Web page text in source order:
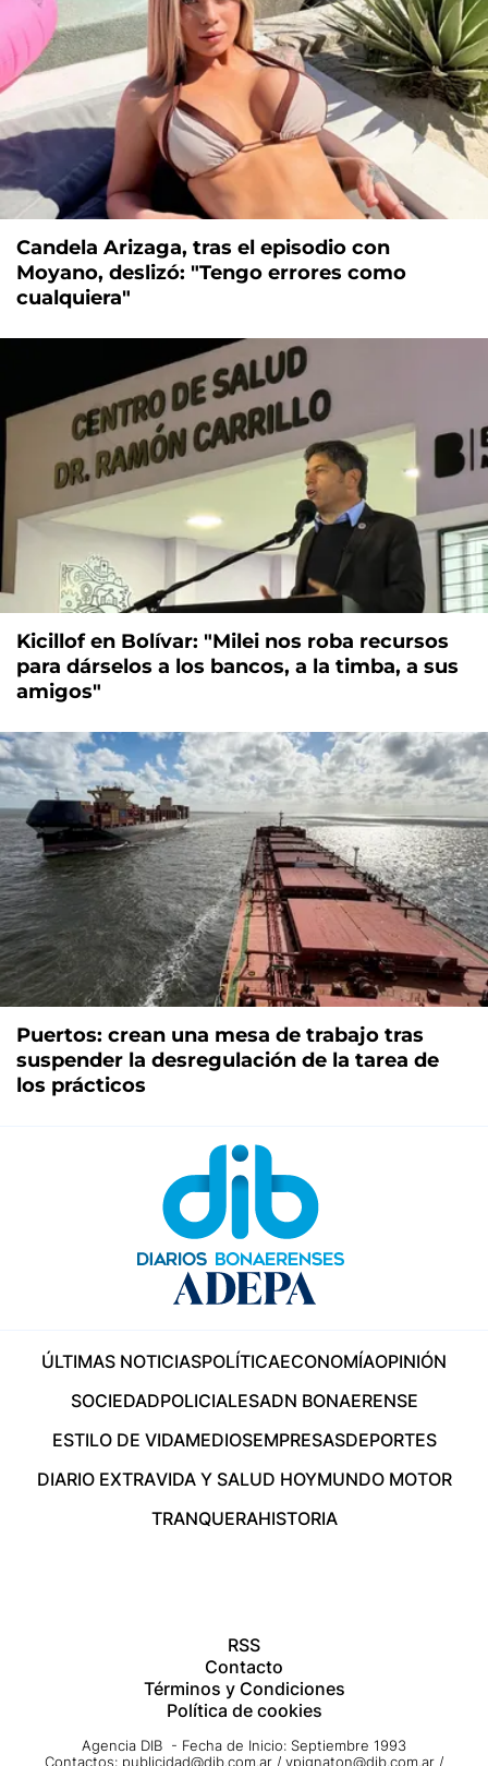
Candela Arizaga, tras el episodio con
Moyano, deslizó: "Tengo errores como
cualquiera"
Kicillof en Bolívar: "Milei nos roba recursos
para dárselos a los bancos, a la timba, a sus
amigos"
Puertos: crean una mesa de trabajo tras
suspender la desregulación de la tarea de
los prácticos
ÚLTIMAS NOTICIASPOLÍTICAECONOMÍAOPINIÓN
SOCIEDADPOLICIALESADN BONAERENSE
ESTILO DE VIDAMEDIOSEMPRESASDEPORTES
DIARIO EXTRAVIDA Y SALUD HOYMUNDO MOTOR
TRANQUERAHISTORIA
RSS
Contacto
Términos y Condiciones
Política de cookies
Agencia DIB - Fecha de Inicio: Septiembre 1993
Contactos: publicidad@dib.com.ar / vpignaton@dib.com.ar /